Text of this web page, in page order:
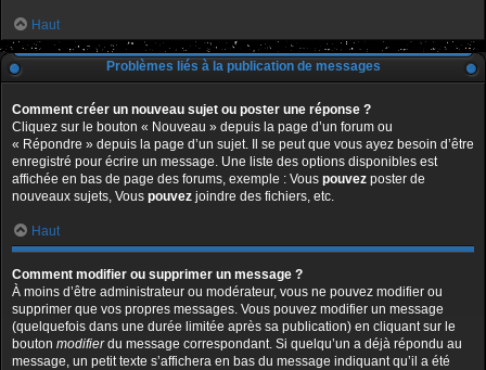
Haut
Problèmes liés à la publication de messages
Comment créer un nouveau sujet ou poster une réponse ?
Cliquez sur le bouton « Nouveau » depuis la page d’un forum ou
« Répondre » depuis la page d’un sujet. Il se peut que vous ayez besoin d’être
enregistré pour écrire un message. Une liste des options disponibles est
affichée en bas de page des forums, exemple : Vous pouvez poster de
nouveaux sujets, Vous pouvez joindre des fichiers, etc.
Haut
Comment modifier ou supprimer un message ?
À moins d’être administrateur ou modérateur, vous ne pouvez modifier ou
supprimer que vos propres messages. Vous pouvez modifier un message
(quelquefois dans une durée limitée après sa publication) en cliquant sur le
bouton modifierdu message correspondant. Si quelqu’un a déjà répondu au
message, un petit texte s’affichera en bas du message indiquant qu’il a été